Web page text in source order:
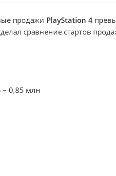
продажи PlayStation 4
сравнение стартов
– 0,85 млн